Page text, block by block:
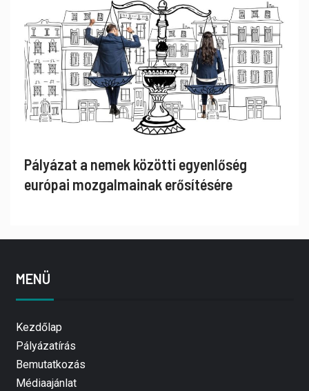
Pályázat a nemek közötti egyenlőség
európai mozgalmainak erősítésére
MENÜ
Kezdőlap
Pályázatírás
Bemutatkozás
Médiaajánlat